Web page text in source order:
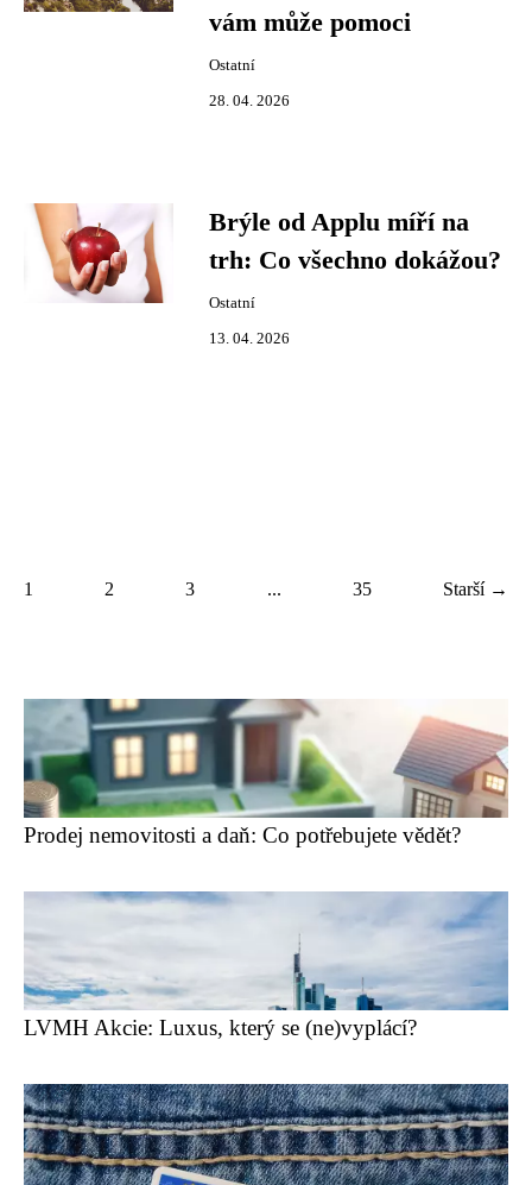
vám může pomoci
Ostatní
28. 04. 2026
Brýle od Applu míří na
trh: Co všechno dokážou?
Ostatní
13. 04. 2026
1 2 3 ... 35 Starší →
Prodej nemovitosti a daň: Co potřebujete vědět?
LVMH Akcie: Luxus, který se (ne)vyplácí?